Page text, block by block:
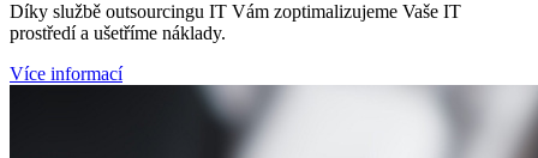
Díky službě outsourcingu IT Vám zoptimalizujeme Vaše IT
prostředí a ušetříme náklady.
Více informací